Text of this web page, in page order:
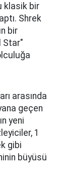
klasik bir
Shrek
bir
Star"
arasında
geçen
yeni
1
gibi
büyüsü